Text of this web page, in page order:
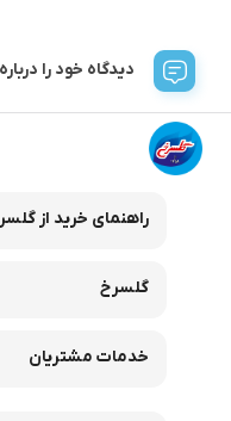
دیدگاه خود را
راهنمای خرید از
گلسرخ
خدمات مشتریان